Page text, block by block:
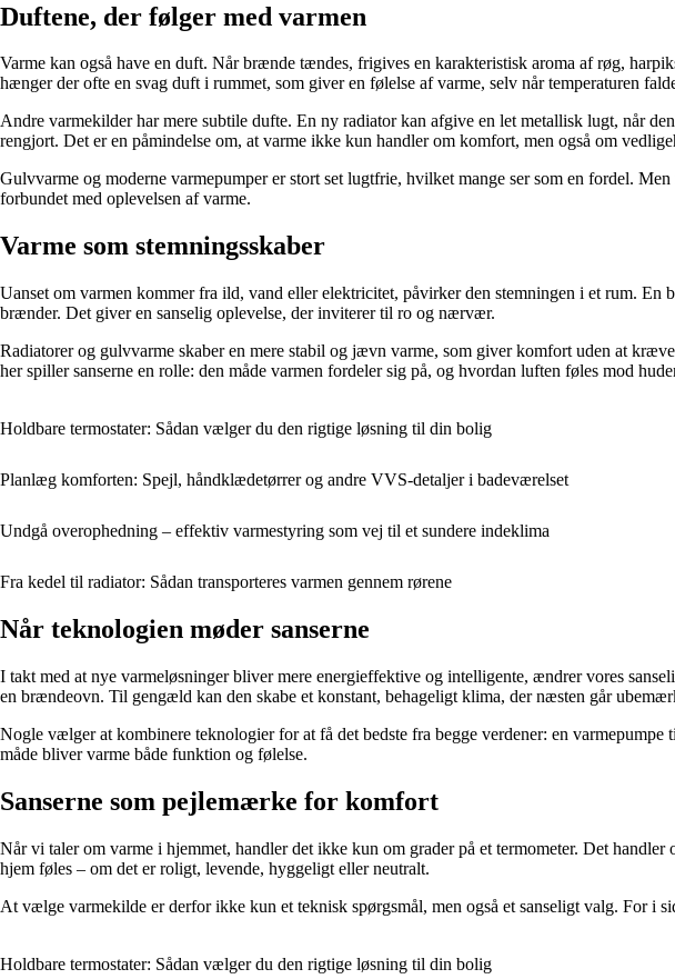
Duftene, der følger med varmen
Varme kan også have en duft. Når brænde tændes, frigives en karakteristisk aroma af røg,
hænger der ofte en svag duft i rummet, som giver en følelse af varme, selv når temperaturen
Andre varmekilder har mere subtile dufte. En ny radiator kan afgive en let metallisk lugt, når
rengjort. Det er en påmindelse om, at varme ikke kun handler om komfort, men også om
Gulvvarme og moderne varmepumper er stort set lugtfrie, hvilket mange ser som en fordel.
forbundet med oplevelsen af varme.
Varme som stemningsskaber
Uanset om varmen kommer fra ild, vand eller elektricitet, påvirker den stemningen i et rum.
brænder. Det giver en sanselig oplevelse, der inviterer til ro og nærvær.
Radiatorer og gulvvarme skaber en mere stabil og jævn varme, som giver komfort uden at
her spiller sanserne en rolle: den måde varmen fordeler sig på, og hvordan luften føles mod
Holdbare termostater: Sådan vælger du den rigtige løsning til din bolig
Planlæg komforten: Spejl, håndklædetørrer og andre VVS-detaljer i badeværelset
Undgå overophedning – effektiv varmestyring som vej til et sundere indeklima
Fra kedel til radiator: Sådan transporteres varmen gennem rørene
Når teknologien møder sanserne
I takt med at nye varmeløsninger bliver mere energieffektive og intelligente, ændrer vores
en brændeovn. Til gengæld kan den skabe et konstant, behageligt klima, der næsten går
Nogle vælger at kombinere teknologier for at få det bedste fra begge verdener: en
måde bliver varme både funktion og følelse.
Sanserne som pejlemærke for komfort
Når vi taler om varme i hjemmet, handler det ikke kun om grader på et termometer. Det
hjem føles – om det er roligt, levende, hyggeligt eller neutralt.
At vælge varmekilde er derfor ikke kun et teknisk spørgsmål, men også et sanseligt valg. For i
Holdbare termostater: Sådan vælger du den rigtige løsning til din bolig